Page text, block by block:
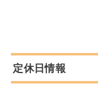
定休日情報